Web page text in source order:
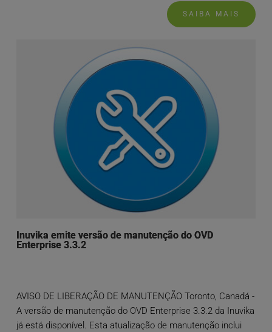
SAIBA MAIS
Inuvika emite versão de manutenção do OVD
Enterprise 3.3.2
AVISO DE LIBERAÇÃO DE MANUTENÇÃO Toronto, Canadá -
A versão de manutenção do OVD Enterprise 3.3.2 da Inuvika
já está disponível. Esta atualização de manutenção inclui